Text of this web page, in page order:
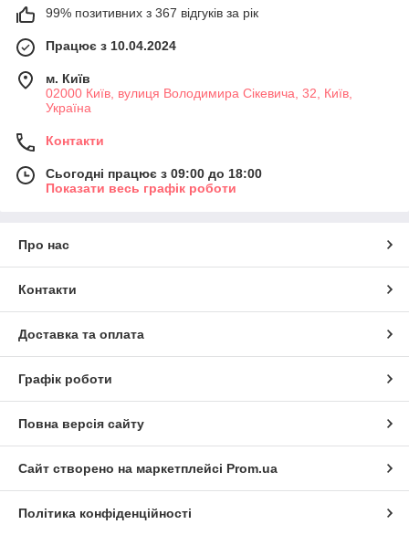
99% позитивних з 367 відгуків за рік
Працює з 10.04.2024
м. Київ
02000 Київ, вулиця Володимира Сікевича, 32, Київ,
Україна
Контакти
Сьогодні працює з 09:00 до 18:00
Показати весь графік роботи
Про нас
Контакти
Доставка та оплата
Графік роботи
Повна версія сайту
Сайт створено на маркетплейсі Prom.ua
Політика конфіденційності